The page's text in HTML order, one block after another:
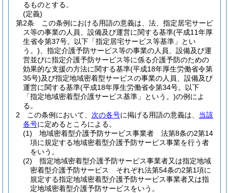
るものとする。
(定義)
第2条
この条例における用語の意義は、法、指定居宅サービ
ス等の事業の人員、設備及び運営に関する基準(平成11年厚
生省令第37号。以下「指定居宅サービス等基準」とい
う。) 、指定介護予防サービス等の事業の人員、設備及び運
営並びに指定介護予防サービス等に係る介護予防のための
効果的な支援の方法に関する基準(平成18年厚生労働省令第
35号)及び指定地域密着型サービスの事業の人員、設備及び
運営に関する基準(平成18年厚生労働省令第34号。以下
「指定地域密着型介護サービス基準」という。)の例によ
る。
2
この条例において、 次の各号に掲げる用語の意義は、 当該
各号に定めるところによる。
(1)
地域密着型介護予防サービス事業者 法第8条の2第14
項に規定する地域密着型介護予防サービス事業を行う者
をいう。
(2)
指定地域密着型介護予防サービス事業者又は指定地域
密着型介護予防サービス それぞれ法第54条の2第1項に
規定する指定地域密着型介護予防サービス事業者又は指
定地域密着型介護予防サービスをいう。